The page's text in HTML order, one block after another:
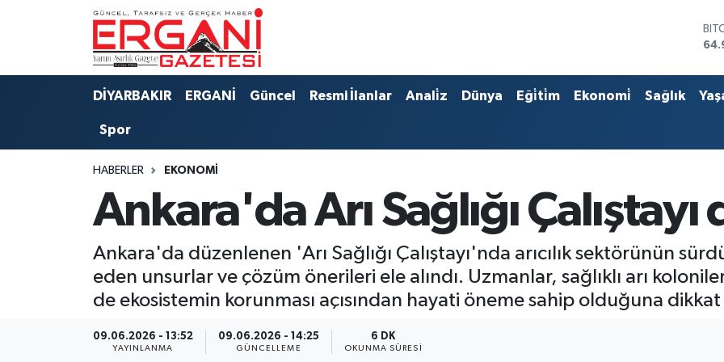
DİYARBAKIR ERGANİ Güncel Resmi İlanlar Anali̇z Dünya Eği̇ti̇m Ekonomi̇ Sağlık
Spor
HABERLER EKONOMİ
Ankara'da Arı Sağlığı
Ankara'da düzenlenen 'Arı Sağlığı Çalıştayı'nda arıcılık sektörünün
eden unsurlar ve çözüm önerileri ele alındı. Uzmanlar, sağlıklı arı
de ekosistemin korunması açısından hayati öneme sahip olduğuna
09.06.2026 - 13:52
YAYINLANMA
09.06.2026 - 14:25
GÜNCELLEME
6 DK
OKUNMA SÜRESI
DİYARBAKIR
BAĞLAR
ERGANİ
Resmi İlanlar
Si̇yaset
Ergani Nöbetçi Eczaneler
Ergani Hava Durumu
Tüm Manşetler
Son Dakika Haberleri
Haber Arşivi